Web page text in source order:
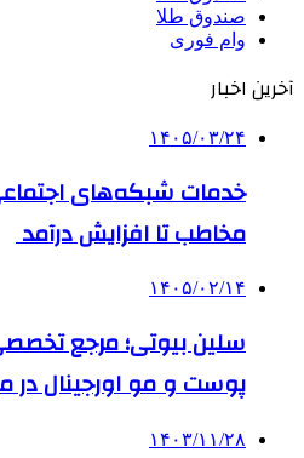
صندوق طلا
وام فوری
آخرین اخبار
۱۴۰۵/۰۳/۲۴
مخاطب تا افزایش درآمد
۱۴۰۵/۰۲/۱۴
سلین بیوتی؛ مرجع
پوست و مو اورجینال
۱۴۰۳/۱۱/۲۸